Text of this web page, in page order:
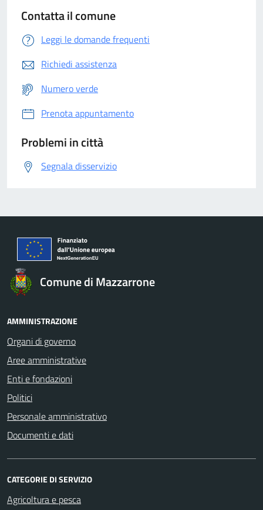
Contatta il comune
Leggi le domande frequenti
Richiedi assistenza
Numero verde
Prenota appuntamento
Problemi in città
Segnala disservizio
Comune di Mazzarrone
AMMINISTRAZIONE
Organi di governo
Aree amministrative
Enti e fondazioni
Politici
Personale amministrativo
Documenti e dati
CATEGORIE DI SERVIZIO
Agricoltura e pesca